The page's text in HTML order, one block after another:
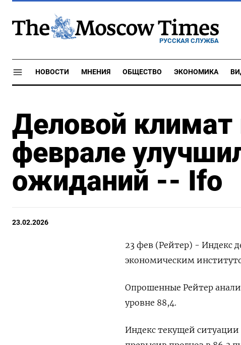
РУССКАЯ СЛУЖБА
НОВОСТИ МНЕНИЯ ОБЩЕСТВО ЭКОНОМИКА
Деловой климат
феврале
ожиданий -- Ifo
23.02.2026
23 фев (Рейтер) - Индекс
экономическим
Опрошенные Рейтер
уровне ​88,4.
Индекс текущей ‌ситуации